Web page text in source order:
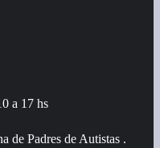
a 17 hs
de Padres de Autistas .